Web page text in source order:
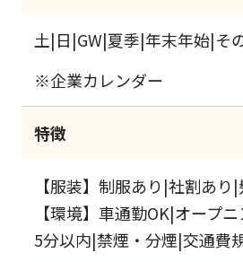
土|日|GW|夏季|年末年始|そ
※企業カレンダー
特徴
【服装】制服あり|社割あ
【環境】車通勤OK|オープ
5分以内|禁煙・分煙|交通費